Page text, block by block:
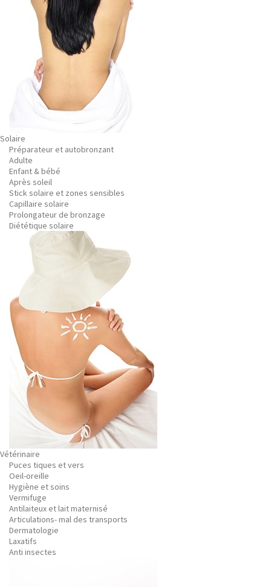
Solaire
Préparateur et autobronzant
Adulte
Enfant & bébé
Après soleil
Stick solaire et zones sensibles
Capillaire solaire
Prolongateur de bronzage
Diététique solaire
Vétérinaire
Puces tiques et vers
Oeil-oreille
Hygiène et soins
Vermifuge
Antilaiteux et lait maternisé
Articulations- mal des transports
Dermatologie
Laxatifs
Anti insectes